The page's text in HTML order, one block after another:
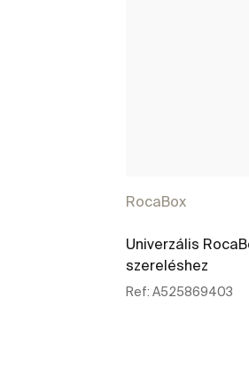
RocaBox
Univerzális
szereléshez
Ref: A525869403